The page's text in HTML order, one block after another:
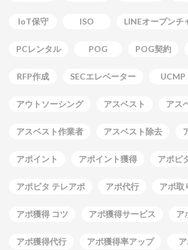
IoT保守 ISO LINEオープンチ
PCレンタル POG POG契約
RFP作成 SECエレベーター UCMP
アウトソーシング アスベスト アス
アスベスト作業者 アスベスト除去
アポイント アポイント獲得 アポピ
アポピタ テレアポ アポ代行 アポ取
アポ獲得 コツ アポ獲得サービス ア
アポ獲得代行 アポ獲得率アップ